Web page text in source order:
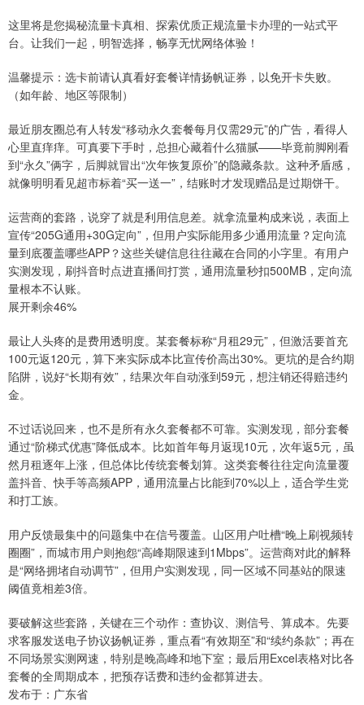
这里将是您揭秘流量卡真相、探索优质正规流量卡办理的一站式平
台。让我们一起，明智选择，畅享无忧网络体验！
温馨提示：选卡前请认真看好套餐详情扬帆证券，以免开卡失败。
（如年龄、地区等限制）
最近朋友圈总有人转发“移动永久套餐每月仅需29元”的广告，看得人
心里直痒痒。可真要下手时，总担心藏着什么猫腻——毕竟前脚刚看
到“永久”俩字，后脚就冒出“次年恢复原价”的隐藏条款。这种矛盾感，
就像明明看见超市标着“买一送一”，结账时才发现赠品是过期饼干。
运营商的套路，说穿了就是利用信息差。就拿流量构成来说，表面上
宣传“205G通用+30G定向”，但用户实际能用多少通用流量？定向流
量到底覆盖哪些APP？这些关键信息往往藏在合同的小字里。有用户
实测发现，刷抖音时点进直播间打赏，通用流量秒扣500MB，定向流
量根本不认账。
展开剩余46%
最让人头疼的是费用透明度。某套餐标称“月租29元”，但激活要首充
100元返120元，算下来实际成本比宣传价高出30%。更坑的是合约期
陷阱，说好“长期有效”，结果次年自动涨到59元，想注销还得赔违约
金。
不过话说回来，也不是所有永久套餐都不可靠。实测发现，部分套餐
通过“阶梯式优惠”降低成本。比如首年每月返现10元，次年返5元，虽
然月租逐年上涨，但总体比传统套餐划算。这类套餐往往定向流量覆
盖抖音、快手等高频APP，通用流量占比能到70%以上，适合学生党
和打工族。
用户反馈最集中的问题集中在信号覆盖。山区用户吐槽“晚上刷视频转
圈圈”，而城市用户则抱怨“高峰期限速到1Mbps”。运营商对此的解释
是“网络拥堵自动调节”，但用户实测发现，同一区域不同基站的限速
阈值竟相差3倍。
要破解这些套路，关键在三个动作：查协议、测信号、算成本。先要
求客服发送电子协议扬帆证券，重点看“有效期至”和“续约条款”；再在
不同场景实测网速，特别是晚高峰和地下室；最后用Excel表格对比各
套餐的全周期成本，把预存话费和违约金都算进去。
发布于：广东省